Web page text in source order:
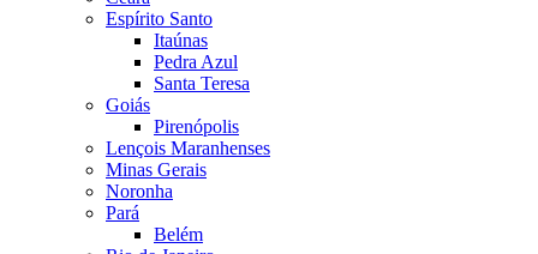
Espírito Santo
Itaúnas
Pedra Azul
Santa Teresa
Goiás
Pirenópolis
Lençois Maranhenses
Minas Gerais
Noronha
Pará
Belém